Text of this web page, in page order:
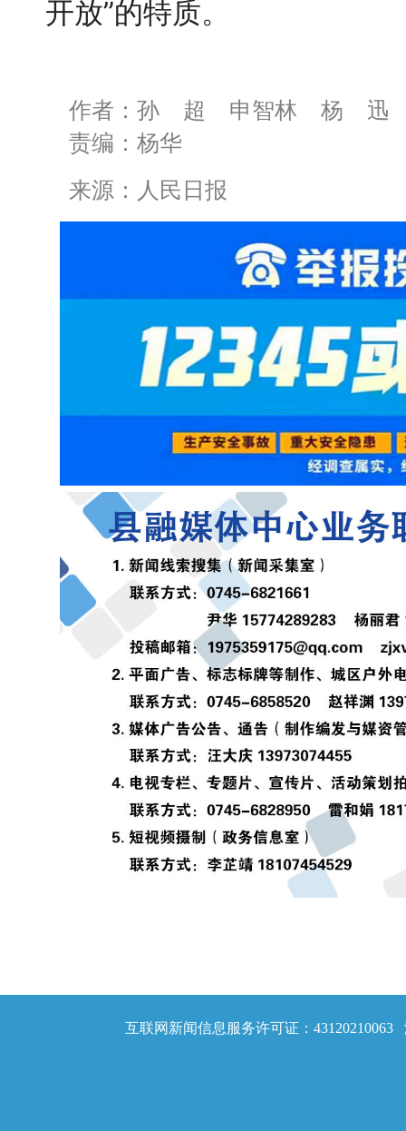
开放”的特质。
作者：孙 超 申智林 杨 迅
责编：杨华
来源：人民日报
互联网新闻信息服务许可证：43120210063